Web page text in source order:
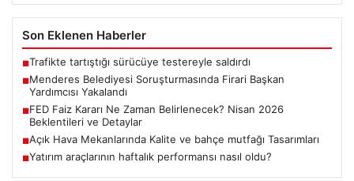
Son Eklenen Haberler
■Trafikte tartıştığı sürücüye testereyle saldırdı
■Menderes Belediyesi Soruşturmasında Firari Başkan
Yardımcısı Yakalandı
■FED Faiz Kararı Ne Zaman Belirlenecek? Nisan 2026
Beklentileri ve Detaylar
■Açık Hava Mekanlarında Kalite ve bahçe mutfağı Tasarımları
■Yatırım araçlarının haftalık performansı nasıl oldu?